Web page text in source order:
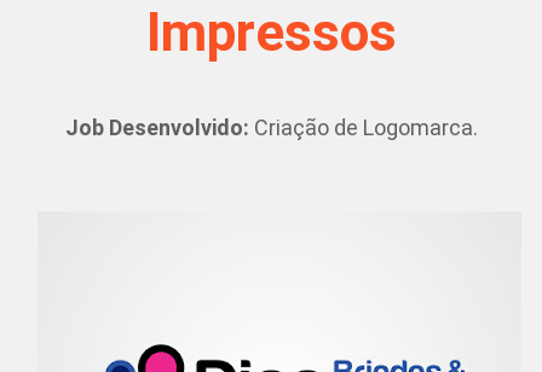
Impressos
Job Desenvolvido: Criação de Logomarca.